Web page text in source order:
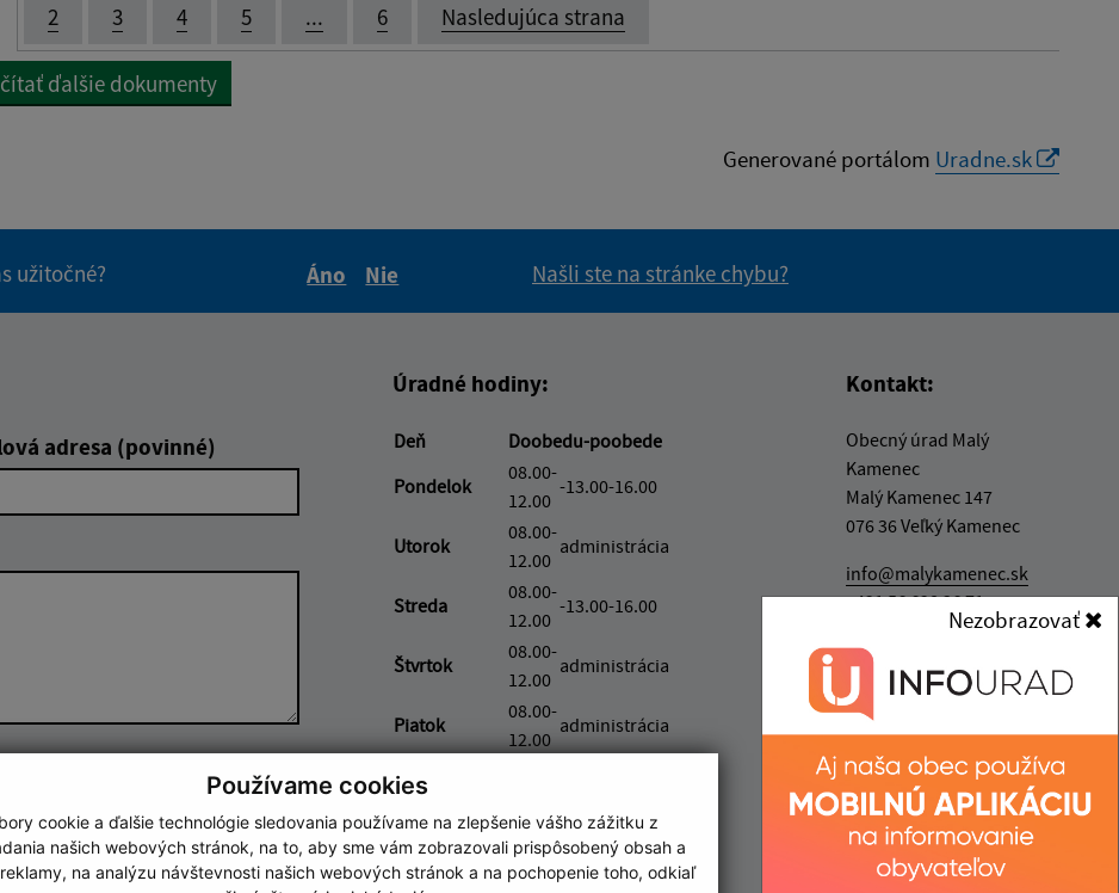
Používame cookies
cookie a ďalšie technológie sledovania používame na zlepšenie vášho zážitku z
našich webových stránok, na to, aby sme vám zobrazovali prispôsobený obsah a
na analýzu návštevnosti našich webových stránok a na pochopenie toho, odkiaľ
Nezobrazovať
2 3 4 5 ... 6 Nasledujúca strana
ďalšie dokumenty
Generované portálom Uradne.sk
užitočné?
Áno
Nie
Našli ste na stránke chybu?
adresa (povinné)
Google reCaptcha Response
Odoslať správu
Úradné hodiny:
Deň
Doobedu-poobede
Pondelok
08.00-
12.00
-13.00-16.00
Utorok
08.00-
12.00
administrácia
Streda
08.00-
12.00
-13.00-16.00
Štvrtok
08.00-
12.00
administrácia
Piatok
08.00-
12.00
administrácia
Kontakt:
Obecný úrad Malý
Kamenec
Malý Kamenec 147
076 36 Veľký Kamenec
info@malykamenec.sk
+421 56 628 36 71
IČO: 00331732